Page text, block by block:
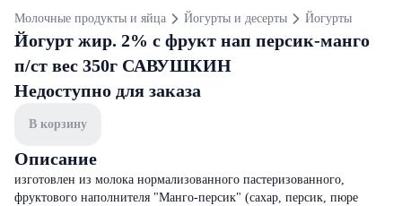
Молочные продукты и яйца Йогурты и десерты Йогурты
Йогурт жир. 2% с фрукт нап персик-манго
п/ст вес 350г САВУШКИН
Недоступно для заказа
В корзину
Описание
изготовлен из молока нормализованного пастеризованного,
фруктового наполнителя "Манго-персик" (сахар, персик, пюре